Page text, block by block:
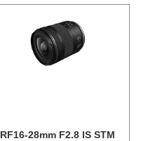
RF16-28mm F2.8 IS STM